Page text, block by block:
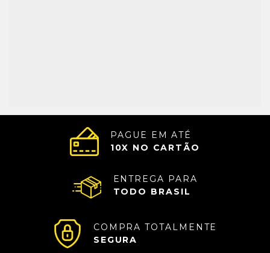
PAGUE EM ATÉ
10X NO CARTÃO
ENTREGA PARA
TODO BRASIL
COMPRA TOTALMENTE
SEGURA